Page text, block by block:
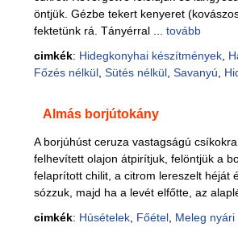
öntjük. Gézbe tekert kenyeret
fektetünk rá. Tányérral ... tovább
cimkék: Hidegkonyhai készítmények,
Főzés nélkül, Sütés nélkül, Savanyú
Almás borjútokány
A borjúhúst ceruza vastagságú
felhevített olajon átpirítjuk, felöntjük a
felaprított chilit, a citrom lereszelt héját
sózzuk, majd ha a levét elfőtte, az
cimkék: Húsételek, Főétel, Meleg nyári